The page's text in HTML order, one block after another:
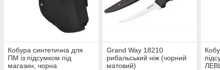
Кобура синтетична для
ПМ із підсумком під
магазин, чорна
Grand Way 18210
рибальський ніж (чорний
матовий)